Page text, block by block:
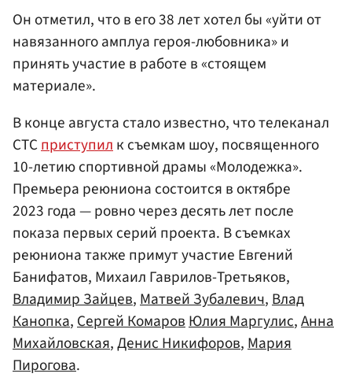
Он отметил, что в его 38 лет хотел бы «уйти от
навязанного амплуа героя-любовника» и
принять участие в работе в «стоящем
материале».
В конце августа стало известно, что телеканал
СТСприступилк съемкам шоу, посвященного
10-летию спортивной драмы «Молодежка».
Премьера реюниона состоится в октябре
2023 года — ровно через десять лет после
показа первых серий проекта. В съемках
реюниона также примут участие Евгений
Банифатов, Михаил Гаврилов-Третьяков,
Владимир Зайцев,Матвей Зубалевич,Влад
Канопка,Сергей КомаровЮлия Маргулис,Анна
Михайловская,Денис Никифоров,Мария
Пирогова.